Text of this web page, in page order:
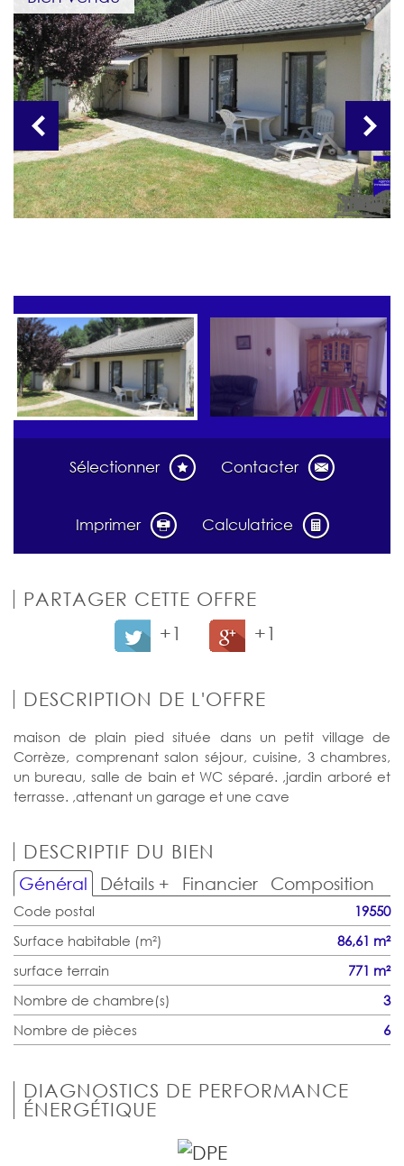
Sélectionner Contacter
Imprimer Calculatrice
PARTAGER CETTE OFFRE
+1
+1
DESCRIPTION DE L'OFFRE
maison de plain pied située dans un petit village de
Corrèze, comprenant salon séjour, cuisine, 3 chambres,
un bureau, salle de bain et WC séparé. ,jardin arboré et
terrasse. ,attenant un garage et une cave
DESCRIPTIF DU BIEN
Général Détails + Financier Composition
Code postal
19550
Surface habitable (m²)
86,61 m²
surface terrain
771 m²
Nombre de chambre(s)
3
Nombre de pièces
6
DIAGNOSTICS DE PERFORMANCE
ÉNERGÉTIQUE